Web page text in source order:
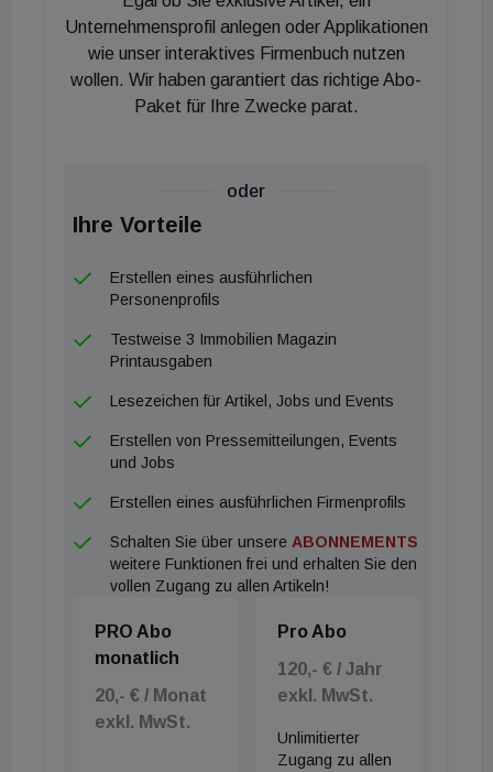
minimaler. 2024 fielen gerade einmal drei Promille (!)
der gewährten Kreditsumme aus! Woher der Eifer
der FMA zur Eindämmung der gewährten
Wohnungskredite kommt, bleibt angesichts dieser
restriktiven Wohnfinanzierungslinie: Der
österreichische Wohnbau befindet sich in einer
ausgeprägten Talsohle, die Wohnbauleistung sinkt
sogar noch weiter. Die steigenden
Finanzierungskosten, die gezwungenermaßen
weiterhin strenge Kreditvergabe der Banken sowie
zusätzlich verschärft. Wenn jetzt auch noch das
Wohnprojekte noch weiter zurück gehen.
Während auf europäischer Ebene derzeit intensiv
gearbeitet wird – unter anderem mit einem
geplanten EU-Aktionsplan für leistbaren Wohnraum
– kritisiert die Branche, dass die FMA mit ihren
Maßnahmen in Österreich in die entgegengesetzte
Richtung steuere. Die Folge sei ein zunehmend
Unternehmensprofil anlegen oder Applikationen
wie unser interaktives Firmenbuch nutzen
wollen. Wir haben garantiert das richtige Abo-
Paket für Ihre Zwecke parat.
oder
Ihre Vorteile
Erstellen eines ausführlichen
Personenprofils
Testweise 3 Immobilien Magazin
Printausgaben
Lesezeichen für Artikel, Jobs und Events
Erstellen von Pressemitteilungen, Events
und Jobs
Erstellen eines ausführlichen Firmenprofils
Schalten Sie über unsere ABONNEMENTS
weitere Funktionen frei und erhalten Sie den
vollen Zugang zu allen Artikeln!
PRO Abo
monatlich
20,- € / Monat
exkl. MwSt.
Pro Abo
120,- € / Jahr
exkl. MwSt.
Unlimitierter
Zugang zu allen